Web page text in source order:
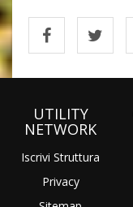
UTILITY
NETWORK
Iscrivi Struttura
Privacy